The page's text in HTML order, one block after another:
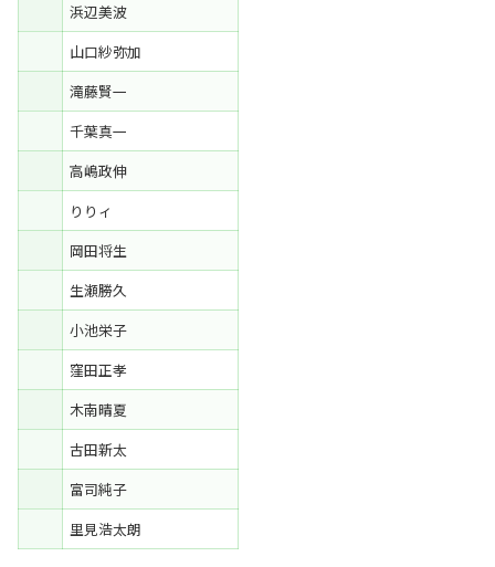
浜辺美波
山口紗弥加
滝藤賢一
千葉真一
高嶋政伸
りりィ
岡田将生
生瀬勝久
小池栄子
窪田正孝
木南晴夏
古田新太
富司純子
里見浩太朗